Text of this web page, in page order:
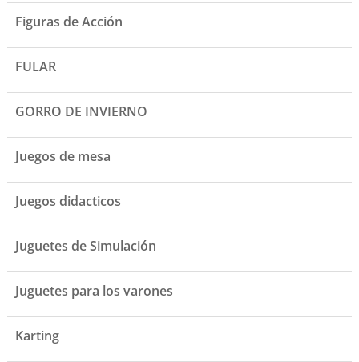
Figuras de Acción
FULAR
GORRO DE INVIERNO
Juegos de mesa
Juegos didacticos
Juguetes de Simulación
Juguetes para los varones
Karting